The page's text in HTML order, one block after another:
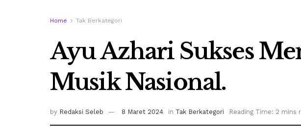
Home Tak Berkategori
Ayu Azhari Sukses
Musik Nasional.
by Redaksi Seleb 8 Maret 2024 in Tak Berkategori Reading Time: 2 mins